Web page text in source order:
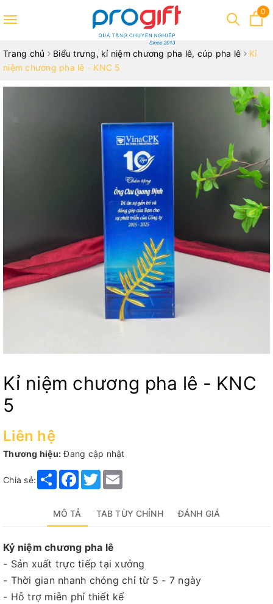
Toggle
0
Trang chủ Biểu trưng, kỉ niệm chương pha lê, cúp pha lê
Kỉ
niệm chương pha lê - KNC 5
Kỉ niệm chương pha lê - KNC
5
Liên hệ
Thương hiệu: Đang cập nhật
Chia sẻ: Share Facebook
Twitter
MÔ TẢ TAB TÙY CHỈNH ĐÁNH GIÁ
Kỷ niệm chương pha lê
- Sản xuất trực tiếp tại xưởng
- Thời gian nhanh chóng chỉ từ 5 - 7 ngày
- Hỗ trợ miễn phí thiết kế